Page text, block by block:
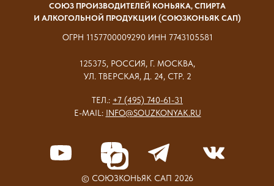
СОЮЗ ПРОИЗВОДИТЕЛЕЙ КОНЬЯКА, СПИРТА
И АЛКОГОЛЬНОЙ ПРОДУКЦИИ (СОЮЗКОНЬЯК САП)
125375, РОССИЯ, Г. МОСКВА,
УЛ. ТВЕРСКАЯ, Д. 24, СТР. 2
ТЕЛ.: +7 (495) 740-61-31
E-MAIL: INFO@SOUZKONYAK.RU
ОГРН 1157700009290 ИНН 7743105581
© СОЮЗКОНЬЯК САП 2026